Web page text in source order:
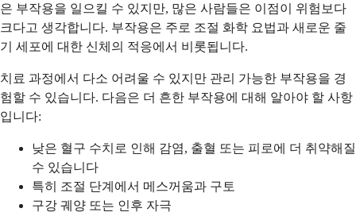
은 부작용을 일으킬 수 있지만, 많은 사람들은 이점이 위험보다
크다고 생각합니다. 부작용은 주로 조절 화학 요법과 새로운 줄
기 세포에 대한 신체의 적응에서 비롯됩니다.
치료 과정에서 다소 어려울 수 있지만 관리 가능한 부작용을 경
험할 수 있습니다. 다음은 더 흔한 부작용에 대해 알아야 할 사항
입니다:
낮은 혈구 수치로 인해 감염, 출혈 또는 피로에 더 취약해질
수 있습니다
특히 조절 단계에서 메스꺼움과 구토
구강 궤양 또는 인후 자극